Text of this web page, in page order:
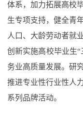
体系，加力拓展高校
生专项支持，健全青
人口、大龄劳动者就
创新实施高校毕业生“
务业高质量发展。研
推进专业性行业性人
系列品牌活动。